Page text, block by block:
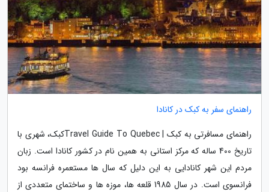
راهنمای سفر به کبک در کانادا
راهنمای مسافرتی به کبک | Travel Guide To Quebecکبک، شهری با
تاریخ 400 ساله که مرکز استانی به همین نام در کشور کانادا است. زبان
مردم این شهر کانادایی به این دلیل که سال ها مستعمره فرانسه بود
فرانسوی است. در سال 1985 قلعه ها، موزه ها و ساختمای متعددی از